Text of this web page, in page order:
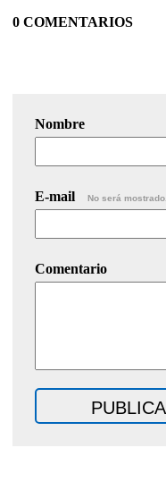
0 COMENTARIOS
Nombre
E-mail No será mostrado.
Comentario